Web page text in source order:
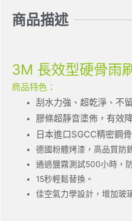
商品描述
3M 長效型硬骨雨
商品特色：
刮水力強、超乾淨、不
膠條超靜音塗佈，有效
日本進口SGCC精密鋼
德國粉體烤漆，高品質防
通過鹽霧測試500小時，
15秒輕鬆替換。
佳空氣力學設計，增加玻